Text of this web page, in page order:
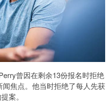
曾因在剩余13份报名时拒绝
焦点。他当时拒绝了每人先获
案。